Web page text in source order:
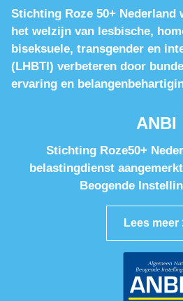
Stichting Roze 50+ Nederland
het welzijn van lesbische,
biseksuele, transgender en
(LHBTI) verbeteren door
ervaring en
ANBI
Stichting Roze50+
belastingdienst
Beogende
Lees meer